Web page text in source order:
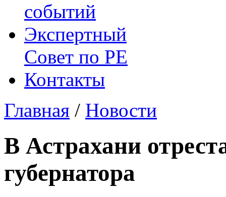
событий
Экспертный
Совет по РЕ
Контакты
Главная / Новости
В Астрахани
губернатора